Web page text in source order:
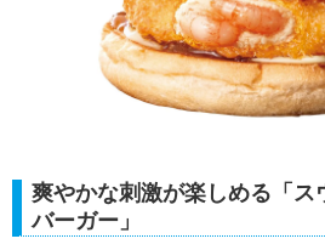
爽やかな刺激が楽しめる「ス
バーガー」